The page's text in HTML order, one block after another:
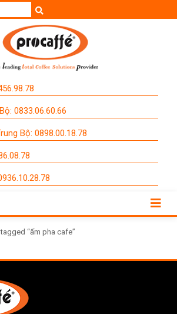
0833.06.60.66
Bộ: 0898.00.18.78
“ấm pha cafe”